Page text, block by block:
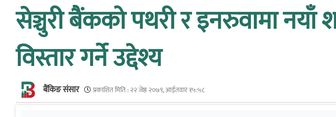
सेञ्चुरी बैंकको पथरी र इनरुवामा नयाँ
विस्तार गर्ने उद्देश्य
बैंकिङ संसार प्रकाशित मिति :२२ जेष्ठ २०७९, आईतवार १५:५८